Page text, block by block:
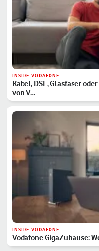
INSIDE VODAFONE
Kabel, DSL, Glasfaser
von V…
INSIDE VODAFONE
Vodafone GigaZuhause: